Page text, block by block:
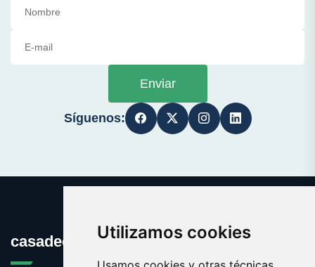
Utilizamos cookies
Enviar
Síguenos:
casadecultura.es